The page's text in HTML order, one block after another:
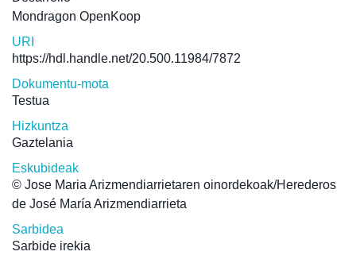
Mondragon OpenKoop
URI
https://hdl.handle.net/20.500.11984/7872
Dokumentu-mota
Testua
Hizkuntza
Gaztelania
Eskubideak
© Jose Maria Arizmendiarrietaren oinordekoak/Herederos
de José María Arizmendiarrieta
Sarbidea
Sarbide irekia